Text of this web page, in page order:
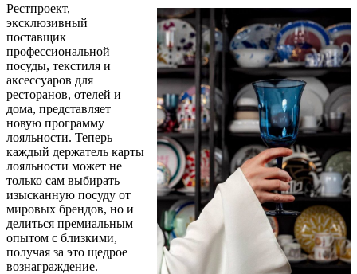
Рестпроект,
эксклюзивный
поставщик
профессиональной
посуды, текстиля и
аксессуаров для
ресторанов, отелей и
дома, представляет
новую программу
лояльности. Теперь
каждый держатель карты
лояльности может не
только сам выбирать
изысканную посуду от
мировых брендов, но и
делиться премиальным
опытом с близкими,
получая за это щедрое
вознаграждение.